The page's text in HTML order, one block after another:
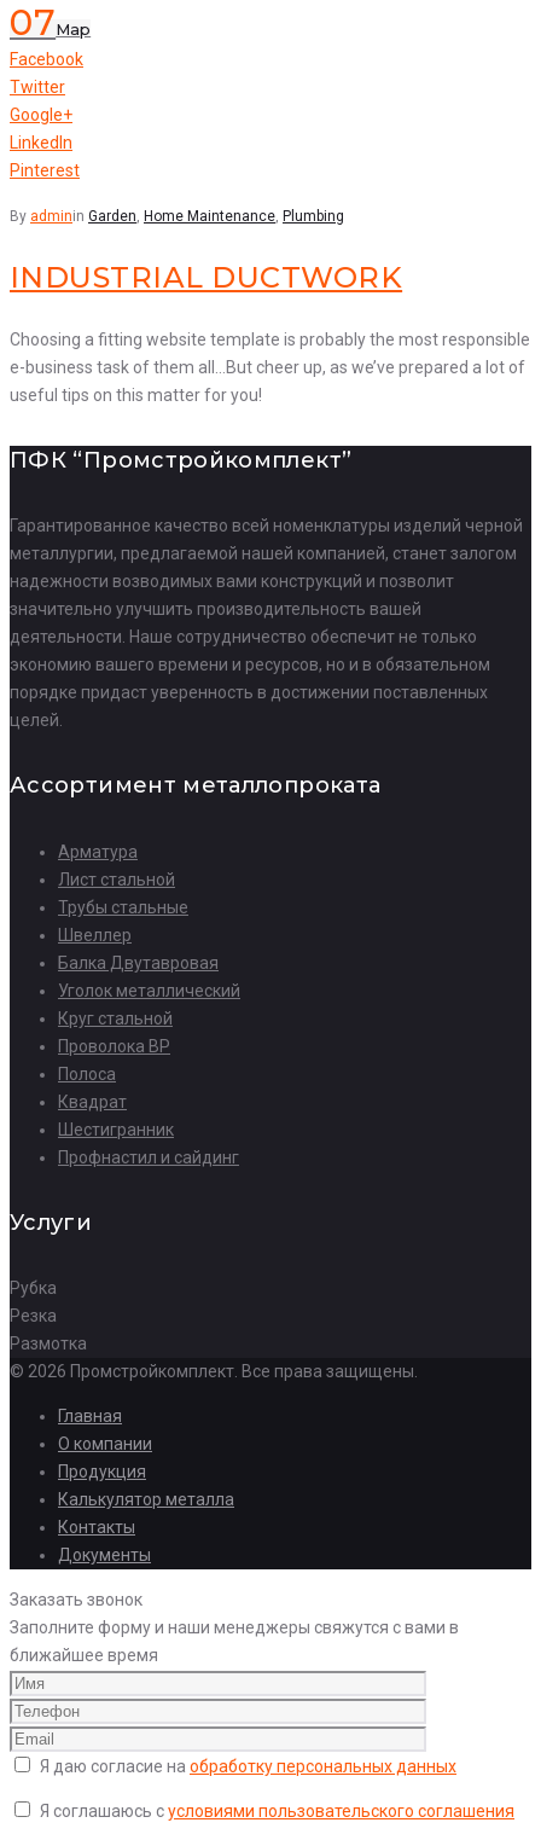
07Мар
Facebook
Twitter
Google+
LinkedIn
Pinterest
By adminin Garden, Home Maintenance, Plumbing
INDUSTRIAL DUCTWORK
Choosing a fitting website template is probably the most responsible
e-business task of them all…But cheer up, as we’ve prepared a lot of
useful tips on this matter for you!
ПФК “Промстройкомплект”
Гарантированное качество всей номенклатуры изделий черной
металлургии, предлагаемой нашей компанией, станет залогом
надежности возводимых вами конструкций и позволит
значительно улучшить производительность вашей
деятельности. Наше сотрудничество обеспечит не только
экономию вашего времени и ресурсов, но и в обязательном
порядке придаст уверенность в достижении поставленных
целей.
Ассортимент металлопроката
Арматура
Лист стальной
Трубы стальные
Швеллер
Балка Двутавровая
Уголок металлический
Круг стальной
Проволока ВР
Полоса
Квадрат
Шестигранник
Профнастил и сайдинг
Услуги
Рубка
Резка
Размотка
© 2026 Промстройкомплект. Все права защищены.
Главная
О компании
Продукция
Калькулятор металла
Контакты
Документы
Заказать звонок
Заполните форму и наши менеджеры свяжутся с вами в
ближайшее время
Я даю согласие на обработку персональных данных
Я соглашаюсь сусловиями пользовательского соглашения